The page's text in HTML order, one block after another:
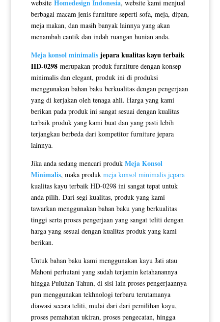
website Homedesign Indonesia, website kami menjual
berbagai macam jenis furniture seperti sofa, meja, dipan,
meja makan, dan masih banyak lainnya yang akan
menambah cantik dan indah ruangan hunian anda.
Meja konsol minimalisjepara kualitas kayu terbaik
HD-0298merupakan produk furniture dengan konsep
minimalis dan elegant, produk ini di produksi
menggunakan bahan baku berkualitas dengan pengerjaan
yang di kerjakan oleh tenaga ahli. Harga yang kami
berikan pada produk ini sangat sesuai dengan kualitas
terbaik produk yang kami buat dan yang pasti lebih
terjangkau berbeda dari kompetitor furniture jepara
lainnya.
Jika anda sedang mencari produk Meja Konsol
Minimalis, maka produk meja konsol minimalis jepara
kualitas kayu terbaik HD-0298 ini sangat tepat untuk
anda pilih. Dari segi kualitas, produk yang kami
tawarkan menggunakan bahan baku yang berkualitas
tinggi serta proses pengerjaan yang sangat teliti dengan
harga yang sesuai dengan kualitas produk yang kami
berikan.
Untuk bahan baku kami menggunakan kayu Jati atau
Mahoni perhutani yang sudah terjamin ketahanannya
hingga Puluhan Tahun, di sisi lain proses pengerjaannya
pun menggunakan tekhnologi terbaru terutamanya
diawasi secara teliti, mulai dari dari pemilihan kayu,
proses pemahatan ukiran, proses pengecatan, hingga